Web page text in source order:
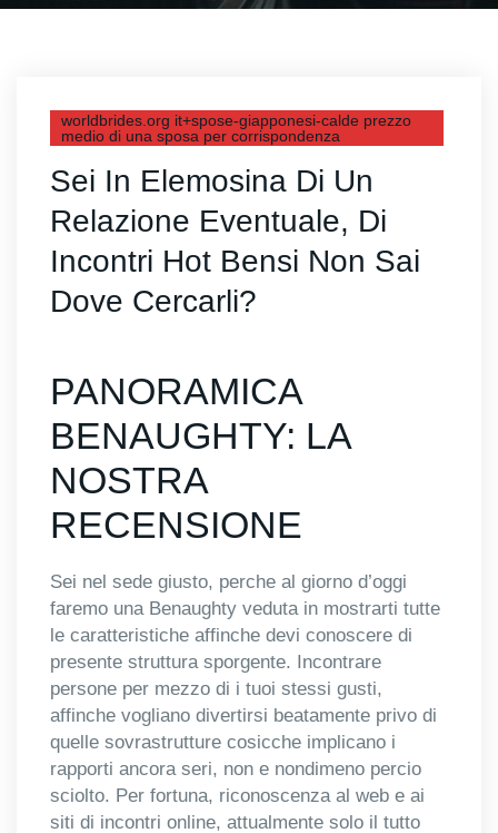
worldbrides.org it+spose-giapponesi-calde prezzo
medio di una sposa per corrispondenza
Sei In Elemosina Di Un
Relazione Eventuale, Di
Incontri Hot Bensi Non Sai
Dove Cercarli?
PANORAMICA
BENAUGHTY: LA
NOSTRA
RECENSIONE
Sei nel sede giusto, perche al giorno d’oggi
faremo una Benaughty veduta in mostrarti tutte
le caratteristiche affinche devi conoscere di
presente struttura sporgente. Incontrare
persone per mezzo di i tuoi stessi gusti,
affinche vogliano divertirsi beatamente privo di
quelle sovrastrutture cosicche implicano i
rapporti ancora seri, non e nondimeno percio
sciolto. Per fortuna, riconoscenza al web e ai
siti di incontri online, attualmente solo il tutto